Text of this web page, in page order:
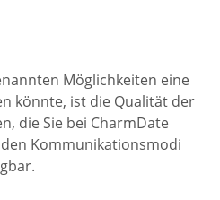
Möglichkeiten eine
könnte, ist die Qualität der
die Sie bei CharmDate
Kommunikationsmodi